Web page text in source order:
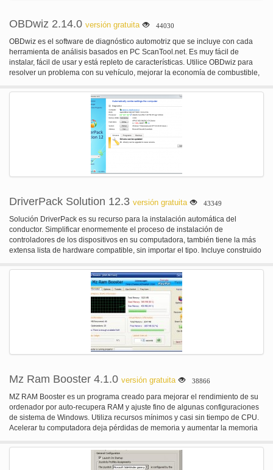
OBDwiz 2.14.0 versión gratuita 44030
OBDwiz es el software de diagnóstico automotriz que se incluye con cada
herramienta de análisis basados en PC ScanTool.net. Es muy fácil de
instalar, fácil de usar y está repleto de características. Utilice OBDwiz para
resolver un problema con su vehículo, mejorar la economía de combustible,
respetuoso con pantalla táctil y puede incluso ser utilizado como un
DriverPack Solution 12.3 versión gratuita 43349
Solución DriverPack es su recurso para la instalación automática del
conductor. Simplificar enormemente el proceso de instalación de
controladores de los dispositivos en su computadora, también tiene la más
extensa lista de hardware compatible, sin importar el tipo. Incluye construido
conectado a Internet para utilizar el software. Soporta tanto 32 bit y 64 bit
ediciones de Windows desde XP en adelante.
Mz Ram Booster 4.1.0 versión gratuita 38866
MZ RAM Booster es un programa creado para mejorar el rendimiento de su
ordenador por auto-recupera RAM y ajuste fino de algunas configuraciones
de sistema de Windows. Utiliza recursos mínimos y casi sin tiempo de CPU.
Acelerar tu computadora deja pérdidas de memoria y aumentar la memoria